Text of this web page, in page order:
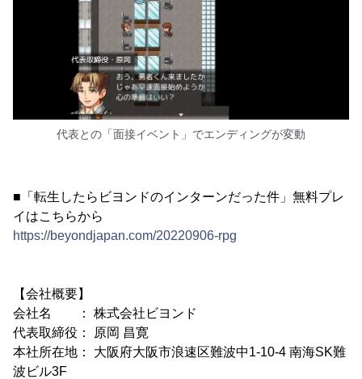
代表との「面接イベント」でエンディングが変動
■「転生したらビヨンドのインターンだった件」無料プレ
イはこちらから
https://beyondjapan.com/20220906-rpg
【会社概要】
会社名 ： 株式会社ビヨンド
代表取締役： 原岡 昌寛
本社所在地： 大阪府大阪市浪速区難波中1-10-4 南海SK難
波ビル3F